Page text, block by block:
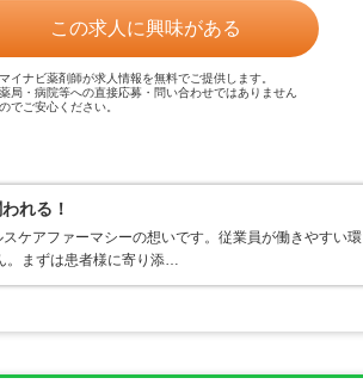
この求人に興味がある
マイナビ薬剤師が求人情報を無料でご提供します。
薬局・病院等への直接応募・問い合わせではありません
のでご安心ください。
れる！
ケアファーマシーの想いです。従業員が働きやすい環
。まずは患者様に寄り添…